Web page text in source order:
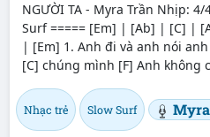
NGƯỜI TA - Myra Trần Nhịp:
Surf ===== [Em] | [Ab] | [C] |
| [Em] 1. Anh đi và anh nói
[C] chúng mình [F] Anh không
Nhạc trẻ Slow Surf